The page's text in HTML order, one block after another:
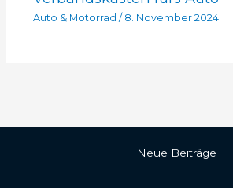
Auto & Motorrad / 8. November 2024
Neue Beiträge